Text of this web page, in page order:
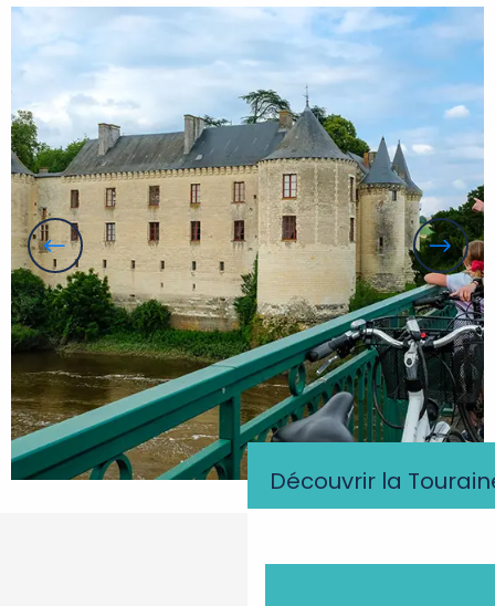
Découvrir la